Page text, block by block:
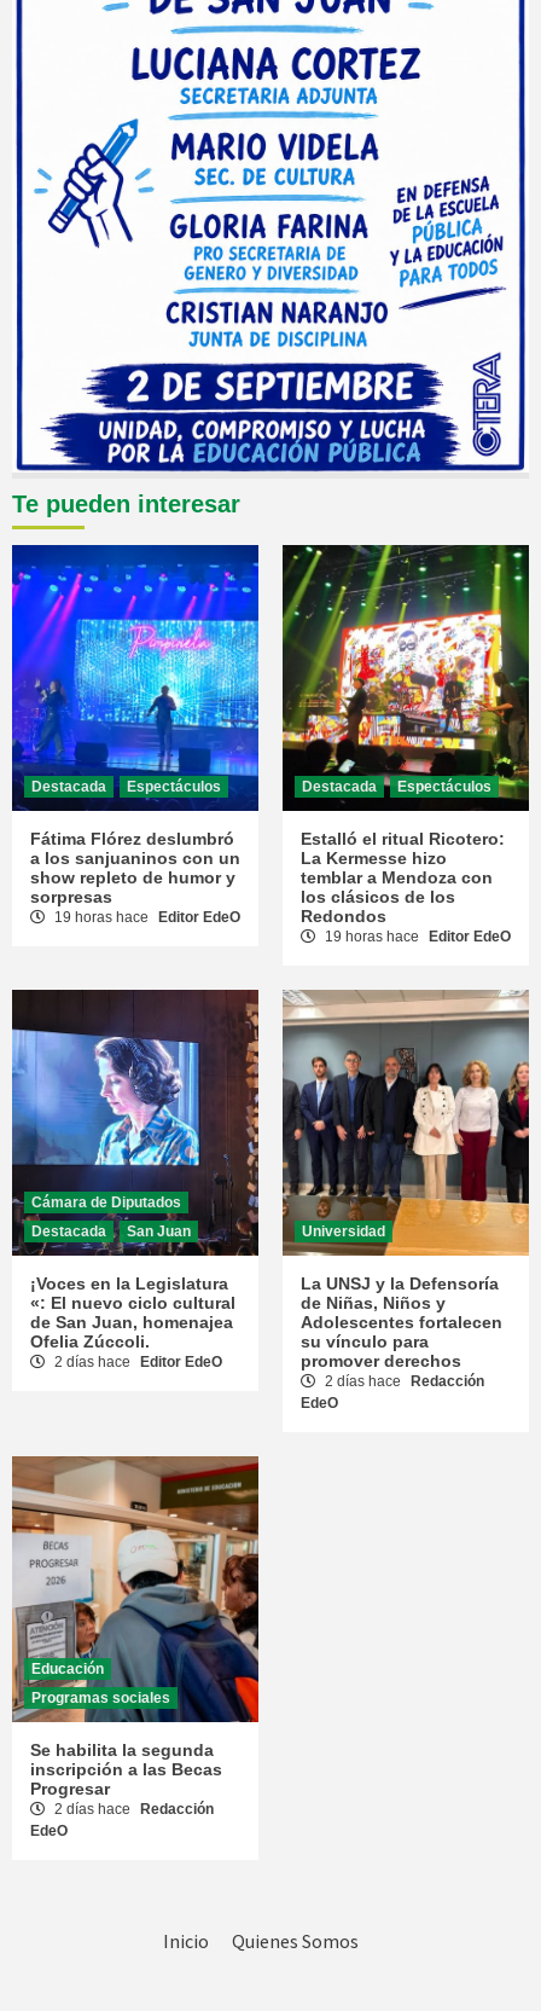
Te pueden interesar
Destacada Espectáculos
Fátima Flórez deslumbró
a los sanjuaninos con un
show repleto de humor y
sorpresas
19 horas hace Editor EdeO
Destacada Espectáculos
Estalló el ritual Ricotero:
La Kermesse hizo
temblar a Mendoza con
los clásicos de los
Redondos
19 horas hace Editor EdeO
Cámara de Diputados
Destacada
San Juan
¡Voces en la Legislatura
«: El nuevo ciclo cultural
de San Juan, homenajea
Ofelia Zúccoli.
2 días hace Editor EdeO
Universidad
La UNSJ y la Defensoría
de Niñas, Niños y
Adolescentes fortalecen
su vínculo para
promover derechos
2 días hace
Redacción
EdeO
Educación
Programas sociales
Se habilita la segunda
inscripción a las Becas
Progresar
2 días hace
Redacción
EdeO
Inicio Quienes Somos